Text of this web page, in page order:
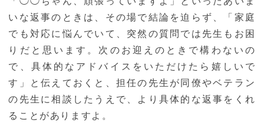
いな返事のときは、その場で結論を迫らず、「家庭
でも対応に悩んでいて、突然の質問では先生もお困
りだと思います。次のお迎えのときで構わないの
で、具体的なアドバイスをいただけたら嬉しいで
す」と伝えておくと、担任の先生が同僚やベテラン
の先生に相談したうえで、より具体的な返事をくれ
ることがありますよ。